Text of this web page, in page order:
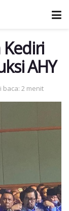
AHY
baca: 2 menit